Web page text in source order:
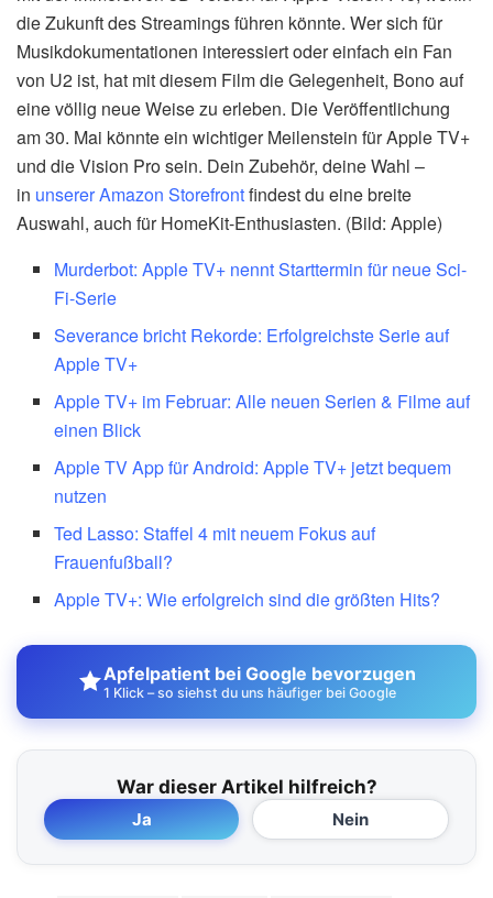
die Zukunft des Streamings führen könnte. Wer sich für
Musikdokumentationen interessiert oder einfach ein Fan
von U2 ist, hat mit diesem Film die Gelegenheit, Bono auf
eine völlig neue Weise zu erleben. Die Veröffentlichung
am 30. Mai könnte ein wichtiger Meilenstein für Apple TV+
und die Vision Pro sein. Dein Zubehör, deine Wahl –
in unserer Amazon Storefrontfindest du eine breite
Auswahl, auch für HomeKit-Enthusiasten. (Bild: Apple)
Murderbot: Apple TV+ nennt Starttermin für neue Sci-
Fi-Serie
Severance bricht Rekorde: Erfolgreichste Serie auf
Apple TV+
Apple TV+ im Februar: Alle neuen Serien & Filme auf
einen Blick
Apple TV App für Android: Apple TV+ jetzt bequem
nutzen
Ted Lasso: Staffel 4 mit neuem Fokus auf
Frauenfußball?
Apple TV+: Wie erfolgreich sind die größten Hits?
Apfelpatient bei Google bevorzugen
1 Klick – so siehst du uns häufiger bei Google
War dieser Artikel hilfreich?
Ja Nein